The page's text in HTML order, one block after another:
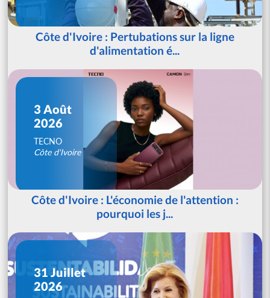
Côte d'Ivoire : Pertubations sur la ligne
d'alimentation é...
3 Août
2026
TECNO
Côte d'Ivoire
Côte d'Ivoire : L'économie de l'attention :
pourquoi les j...
31 Juillet
2026